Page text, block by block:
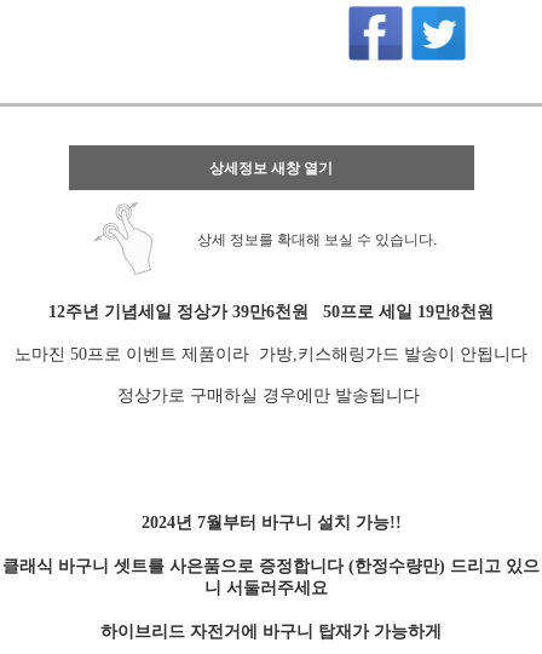
상세정보 새창 열기
상세 정보를 확대해 보실 수 있습니다.
12주년 기념세일 정상가 39만6천원 50프로 세일 19만8천원
노마진 50프로 이벤트 제품이라 가방,키스해링가드 발송이 안됩니다
정상가로 구매하실 경우에만 발송됩니다
2024년 7월부터 바구니 설치 가능!!
클래식 바구니 셋트를 사은품으로 증정합니다 (한정수량만) 드리고 있으
니 서둘러주세요
하이브리드 자전거에 바구니 탑재가 가능하게